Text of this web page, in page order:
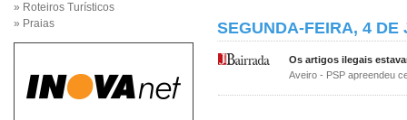
» Roteiros Turísticos
» Praias
SEGUNDA-FEIRA, 4 DE
Os artigos ilegais
Aveiro - PSP apreendeu